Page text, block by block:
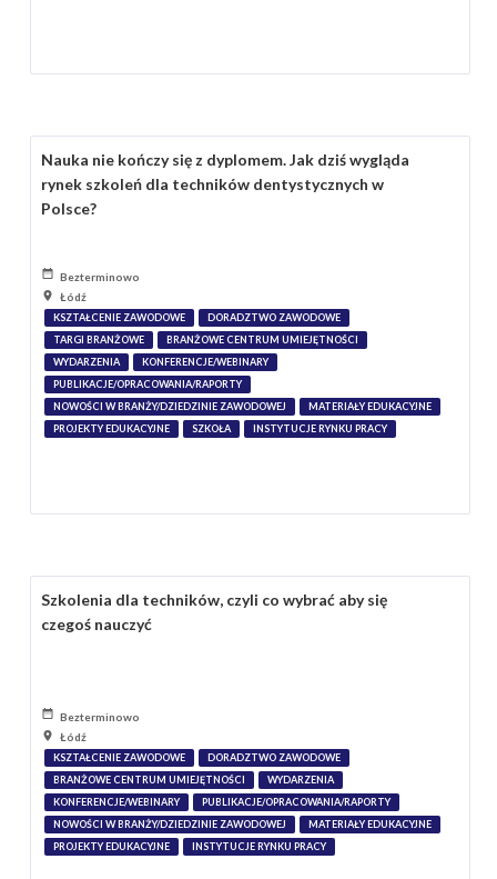
Nauka nie kończy się z dyplomem. Jak dziś wygląda
rynek szkoleń dla techników dentystycznych w
Polsce?
Bezterminowo
Łódź
KSZTAŁCENIE ZAWODOWE
DORADZTWO ZAWODOWE
TARGI BRANŻOWE
BRANŻOWE CENTRUM UMIEJĘTNOŚCI
WYDARZENIA
KONFERENCJE/WEBINARY
PUBLIKACJE/OPRACOWANIA/RAPORTY
NOWOŚCI W BRANŻY/DZIEDZINIE ZAWODOWEJ
MATERIAŁY EDUKACYJNE
PROJEKTY EDUKACYJNE
SZKOŁA INSTYTUCJE RYNKU PRACY
Szkolenia dla techników, czyli co wybrać aby się
czegoś nauczyć
Bezterminowo
Łódź
KSZTAŁCENIE ZAWODOWE
DORADZTWO ZAWODOWE
BRANŻOWE CENTRUM UMIEJĘTNOŚCI
WYDARZENIA
KONFERENCJE/WEBINARY
PUBLIKACJE/OPRACOWANIA/RAPORTY
NOWOŚCI W BRANŻY/DZIEDZINIE ZAWODOWEJ
MATERIAŁY EDUKACYJNE
PROJEKTY EDUKACYJNE
INSTYTUCJE RYNKU PRACY